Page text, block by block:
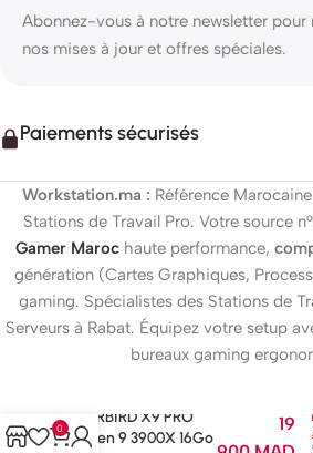
Abonnez-vous à notre newsletter pour
nos mises à jour et offres spéciales.
Paiements sécurisés
Workstation.ma : Référence
Stations de Travail Pro. Votre source
Gamer Marochaute performance,
génération (Cartes Graphiques,
gaming. Spécialistes des Stations de
Serveurs à Rabat. Équipez votre setup
bureaux gaming
WARBIRD X9 PRO
Ryzen 9 3900X 16Go
19
0